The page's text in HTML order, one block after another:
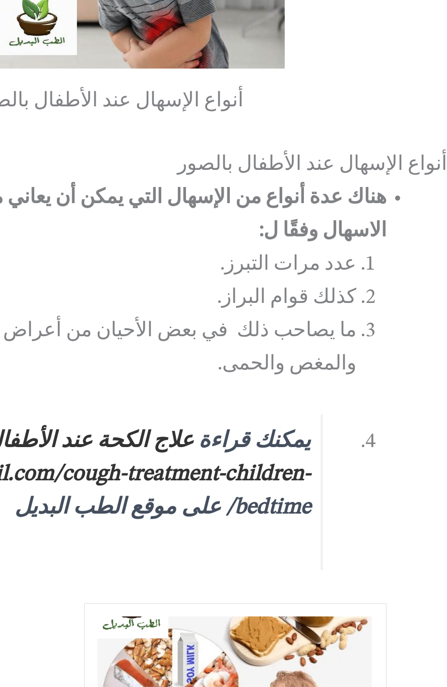
أنواع الإسهال عند الأطفال
أنواع الإسهال عند الأطفال بالصور
هناك عدة أنواع من الإسهال التي يمكن أن يعاني
الاسهال وفقًا ل:
عدد مرات التبرز.
كذلك قوام البراز.
ما يصاحب ذلك في بعض الأحيان من أعراض
والمغص والحمى.
يمكنك قراءة علاج الكحة عند
cough-treatment-children-
bedtime/ على موقع الطب البديل